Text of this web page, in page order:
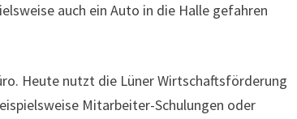
auch ein Auto in die Halle gefahren
Heute nutzt die Lüner Wirtschaftsförderung
Mitarbeiter-Schulungen oder